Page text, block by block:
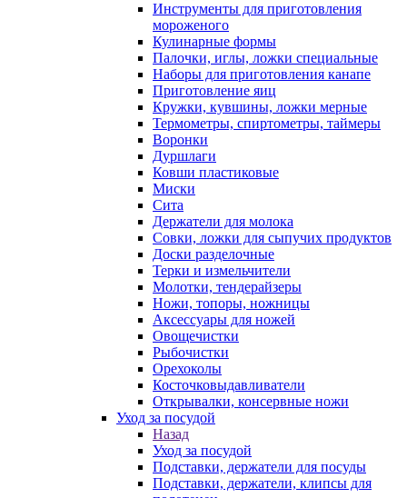
Инструменты для приготовления
мороженого
Кулинарные формы
Палочки, иглы, ложки специальные
Наборы для приготовления канапе
Приготовление яиц
Кружки, кувшины, ложки мерные
Термометры, спиртометры, таймеры
Воронки
Дуршлаги
Ковши пластиковые
Миски
Сита
Держатели для молока
Совки, ложки для сыпучих продуктов
Доски разделочные
Терки и измельчители
Молотки, тендерайзеры
Ножи, топоры, ножницы
Аксессуары для ножей
Овощечистки
Рыбочистки
Орехоколы
Косточковыдавливатели
Открывалки, консервные ножи
Уход за посудой
Назад
Уход за посудой
Подставки, держатели для посуды
Подставки, держатели, клипсы для